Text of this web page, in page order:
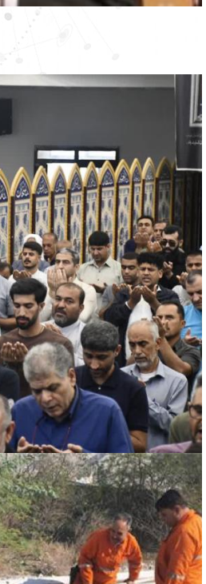
حضور گسترده کارکنان سازمان منطقه ویژه ...